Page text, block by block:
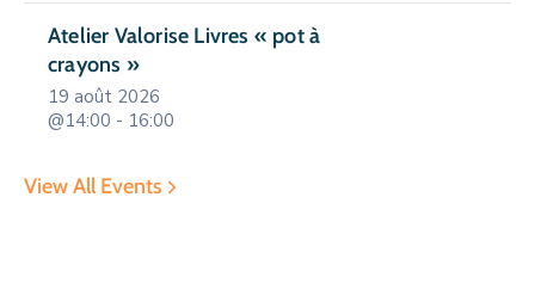
Atelier Valorise Livres « pot à
crayons »
19 août 2026
@14:00 - 16:00
View All Events